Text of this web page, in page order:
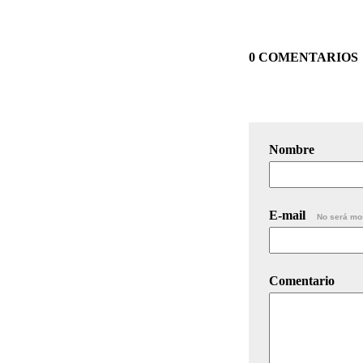
0 COMENTARIOS
Nombre
E-mail No será
Comentario